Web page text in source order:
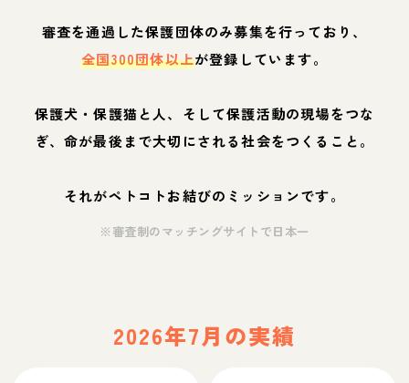
審査を通過した保護団体のみ募集を行っており、
全国300団体以上が登録しています。
保護犬・保護猫と人、そして保護活動の現場をつな
ぎ、命が最後まで大切にされる社会をつくること。
それがペトコトお結びのミッションです。
※審査制のマッチングサイトで日本一
2026年7月の実績